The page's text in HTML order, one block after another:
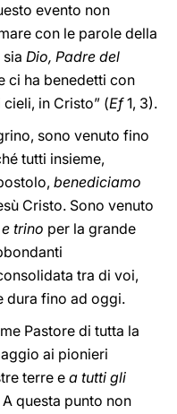
evento non
con le parole della
sia Dio, Padre del
ci ha benedetti con
in Cristo” (Ef1, 3).
sono venuto fino
tutti insieme,
benediciamo
Cristo. Sono venuto
trino per la grande
tra di voi,
dura fino ad oggi.
Pastore di tutta la
ai pionieri
terre ea tutti gli
A questa punto non